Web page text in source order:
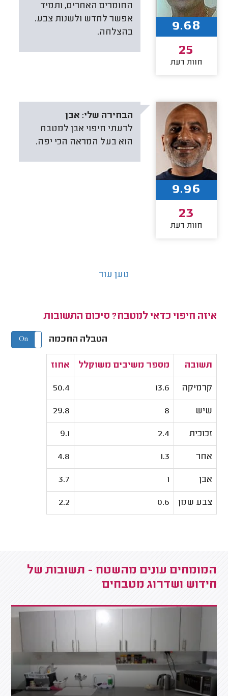
החומרים האחרים, ותמיד
אפשר לחדש ולשנות צבע.
בהצלחה.
9.68
25
חוות דעת
הבחירה שלי: אבן
לדעתי חיפוי אבן למטבח
הוא בעל המראה הכי יפה.
9.96
23
חוות דעת
טען עוד
איזה חיפוי כדאי למטבח? סיכום התשובות
הטבלה החכמה On Off
תשובה מספר משיבים משוקלל אחוז
קרמיקה 13.6
50.4
שיש 8
29.8
זכוכית 2.4
9.1
אחר 1.3
4.8
אבן 1
3.7
צבע שמן 0.6
2.2
המומחים עונים מהשטח - תשובות של
חידוש ושדרוג מטבחים